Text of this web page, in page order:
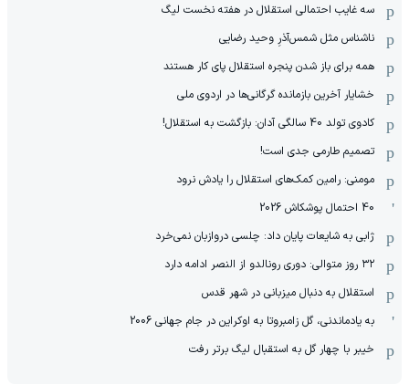
سه غایب احتمالی استقلال در هفته نخست لیگ
ناشناس مثل شمس‌آذرِ وحید رضایی
همه برای باز شدن پنجره استقلال پای کار هستند
خشایار آخرین بازمانده گرگانی‌ها در اردوی ملی
کادوی تولد 40 سالگی آدان: بازگشت به استقلال!
تصمیم طارمی جدی است!
مومنی: رامین کمک‌های استقلال را یادش نرود
40 احتمال پوشکاش 2026
ژابی به شایعات پایان داد: چلسی دروازبان نمی‌خرد
۳۲ روز متوالی: دوری رونالدو از النصر ادامه دارد
استقلال به دنبال میزبانی در شهر قدس
به یادماندنی، گل زامبروتا به اوکراین در جام جهانی 2006
خیبر با چهار گل به استقبال لیگ برتر رفت